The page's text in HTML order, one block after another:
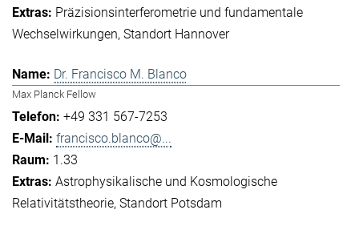
Präzisionsinterferometrie und fundamentale
Wechselwirkungen Standort Hannover
Dr. Francisco M. Blanco
Max Planck Fellow
+49 331 567-7253
francisco.blanco@...
1.33
Astrophysikalische und Kosmologische
Relativitätstheorie Standort Potsdam